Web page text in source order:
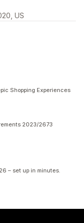
US
Shopping Experiences
2023/2673
– set up in minutes.